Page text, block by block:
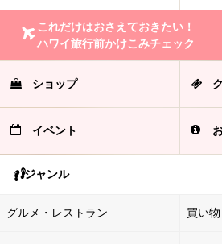
これだけはおさえておきたい！
ハワイ旅行前かけこみチェック
ショップ
イベント
ジャンル
グルメ・レストラン 買い物